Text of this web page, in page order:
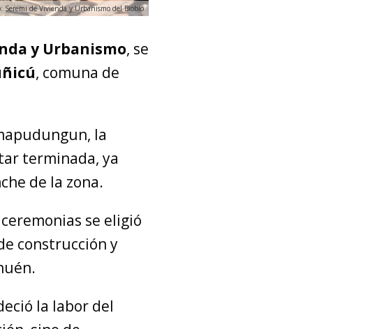
de Vivienda y Urbanismo del Biobío
y Urbanismo, se
, comuna de
la
terminada, ya
de la zona.
se eligió
construcción y
la labor del